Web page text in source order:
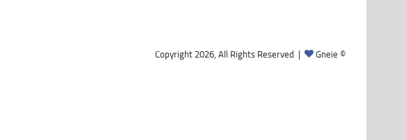
© Copyright 2026, All Rights Reserved |
Gneie